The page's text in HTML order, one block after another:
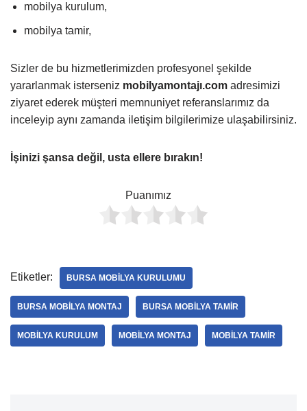
mobilya kurulum,
mobilya tamir,
Sizler de bu hizmetlerimizden profesyonel şekilde
yararlanmak isterseniz mobilyamontajı.com adresimizi
ziyaret ederek müşteri memnuniyet referanslarımız da
inceleyip aynı zamanda iletişim bilgilerimize ulaşabilirsiniz.
İşinizi şansa değil, usta ellere bırakın!
Puanımız
Etiketler: BURSA MOBILYA KURULUMU
BURSA MOBILYA MONTAJ BURSA MOBILYA TAMIR
MOBILYA KURULUM MOBILYA MONTAJ MOBILYA TAMIR